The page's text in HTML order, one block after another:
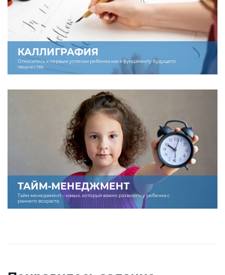
КАЛЛИГРАФИЯ
Относитесь к первым успехам ребенка как к фундаменту будущего
творчества.
ТАЙМ-МЕНЕДЖМЕНТ
Тайм-менеджмент – навык, который важно развивать у ребенка с
раннего возраста.